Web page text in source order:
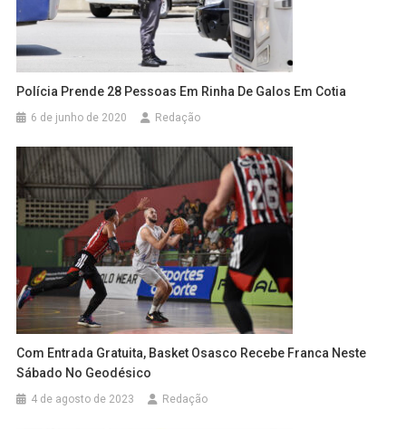
Polícia Prende 28 Pessoas Em Rinha De Galos Em Cotia
6 de junho de 2020 Redação
Com Entrada Gratuita, Basket Osasco Recebe Franca Neste
Sábado No Geodésico
4 de agosto de 2023 Redação